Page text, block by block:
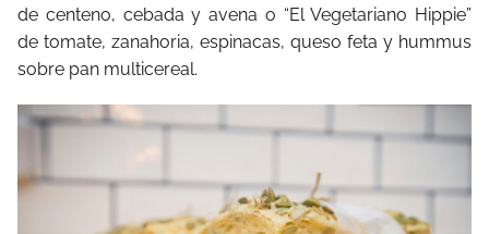
de centeno, cebada y avena o “El Vegetariano Hippie”
de tomate, zanahoria, espinacas, queso feta y hummus
sobre pan multicereal.